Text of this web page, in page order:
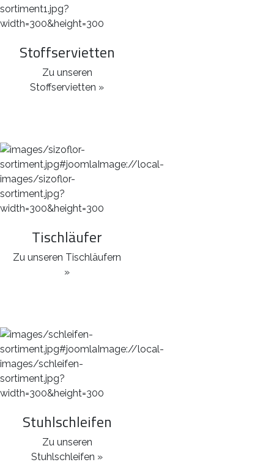
Stoffservietten
Zu unseren
Stoffservietten »
Tischläufer
Zu unseren Tischläufern
»
Stuhlschleifen
Zu unseren
Stuhlschleifen »